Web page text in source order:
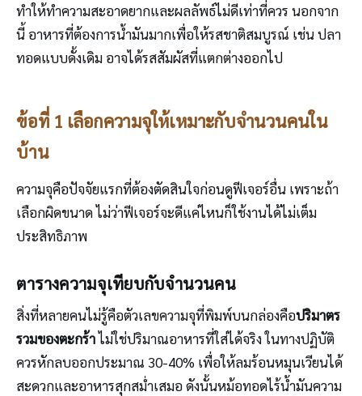
ทำให้ทำความสะอาดยากและผลลัพธ์ไม่ดีเท่าที่ควร นอกจาก
นี้ อาหารที่ต้องการน้ำมันมากเพื่อให้รสชาติสมบูรณ์ เช่น ปลา
ทอดแบบดั้งเดิม อาจได้รสสัมผัสที่แตกต่างออกไป
ข้อที่ 1 เลือกความจุให้เหมาะกับจำนวนคนใน
บ้าน
ความจุคือปัจจัยแรกที่ต้องตัดสินใจก่อนดูฟีเจอร์อื่น เพราะถ้า
เลือกผิดขนาด ไม่ว่าฟีเจอร์จะดีแค่ไหนก็ใช้งานได้ไม่เต็ม
ประสิทธิภาพ
ตารางความจุเทียบกับจำนวนคน
สิ่งที่หลายคนไม่รู้คือตัวเลขความจุที่พิมพ์บนกล่องคือปริมาตร
รวมของตะกร้าไม่ใช่ปริมาณอาหารที่ใส่ได้จริง ในทางปฏิบัติ
ควรหักลบออกประมาณ 30-40% เพื่อให้ลมร้อนหมุนเวียนได้
สะดวกและอาหารสุกสม่ำเสมอ ดังนั้นหม้อทอดไร้น้ำมันความ